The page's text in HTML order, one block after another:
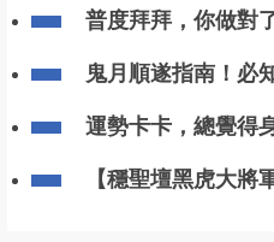
普度拜拜，你做對
鬼月順遂指南！必
運勢卡卡，總覺得
【穩聖壇黑虎大將